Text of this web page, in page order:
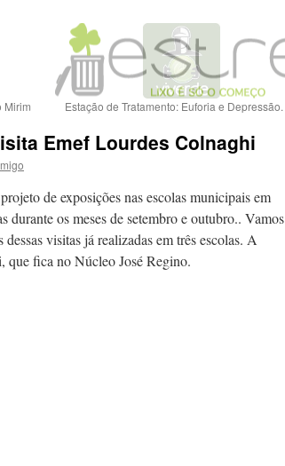
Mirim Estação de Tratamento: Euforia e Depressão.
Emef Lourdes Colnaghi
de exposições nas escolas municipais em
durante os meses de setembro e outubro.. Vamos
visitas já realizadas em três escolas. A
fica no Núcleo José Regino.